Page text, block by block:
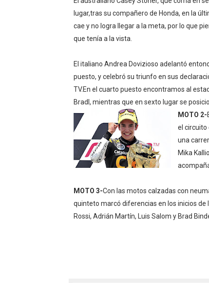
Grandes éxitos por fin
Campeonato de
Campeonato de
Mundial de lacrosse
Máxima celebración en
Mundial de esgrima
Raquel Rodriguez es la
Athletes Unlimited
Mundial de piragüismo
Tour de Francia
Mundial de Fórmula 1
Campeonato de
lugar,tras su compañero de Honda, en la
cae y no logra llegar a la meta, por lo que
que tenía a la vista.
El italiano Andrea Dovizioso adelantó
puesto, y celebró su triunfo en sus
TV.En el cuarto puesto encontramos al
Bradl, mientras que en sexto lugar se
MOTO 2-
el circuito
una
Mika
MOTO 3-Con las motos calzadas con
quinteto marcó diferencias en los inicios de
Rossi, Adrián Martín, Luis Salom y Brad